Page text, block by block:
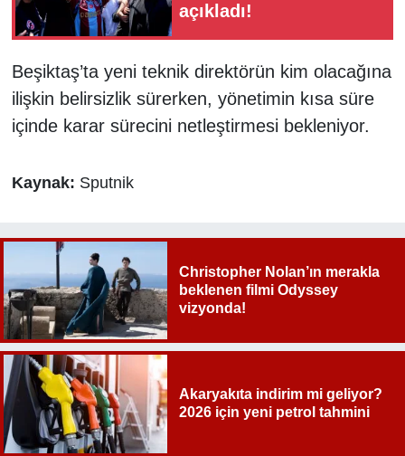
açıkladı!
Beşiktaş’ta yeni teknik direktörün kim olacağına
ilişkin belirsizlik sürerken, yönetimin kısa süre
içinde karar sürecini netleştirmesi bekleniyor.
Kaynak: Sputnik
Christopher Nolan’ın merakla
beklenen filmi Odyssey
vizyonda!
Akaryakıta indirim mi geliyor?
2026 için yeni petrol tahmini